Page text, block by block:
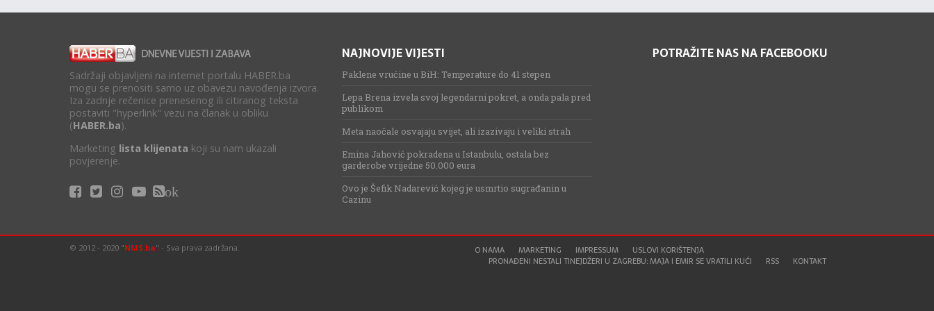
Sadržaji objavljeni na internet portalu HABER.ba
mogu se prenositi samo uz obavezu navođenja izvora.
Iza zadnje rečenice prenesenog ili citiranog teksta
postaviti "hyperlink" vezu na članak u obliku
(HABER.ba).
Marketing lista klijenata koji su nam ukazali
povjerenje.
ok
NAJNOVIJE VIJESTI
Paklene vrućine u BiH: Temperature do 41 stepen
Lepa Brena izvela svoj legendarni pokret, a onda pala pred
publikom
Meta naočale osvajaju svijet, ali izazivaju i veliki strah
Emina Jahović pokradena u Istanbulu, ostala bez
garderobe vrijedne 50.000 eura
Ovo je Šefik Nadarević kojeg je usmrtio sugrađanin u
Cazinu
POTRAŽITE NAS NA FACEBOOKU
O NAMA MARKETING IMPRESSUM
USLOVI KORIŠTENJA
PRONAĐENI NESTALI TINEJDŽERI U ZAGREBU: MAJA I EMIR SE VRATILI KUĆI
RSS KONTAKT
© 2012 - 2020 "NMS.ba" - Sva prava zadržana.